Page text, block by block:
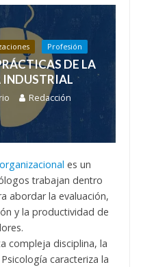
Profesión
DE LA
Redacción
es un
trabajan dentro
abordar la evaluación,
y la productividad de
compleja disciplina, la
caracteriza la